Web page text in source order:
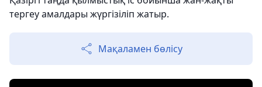
тергеу амалдары жүргізіліп жатыр.
Мақаламен бөлісу